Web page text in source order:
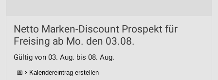
Netto Marken-Discount Prospekt für
Freising ab Mo. den 03.08.
Gültig von 03. Aug. bis 08. Aug.
📅 Kalendereintrag erstellen